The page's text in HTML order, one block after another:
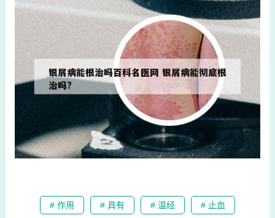
# 作用 # 具有 # 温经 # 止血